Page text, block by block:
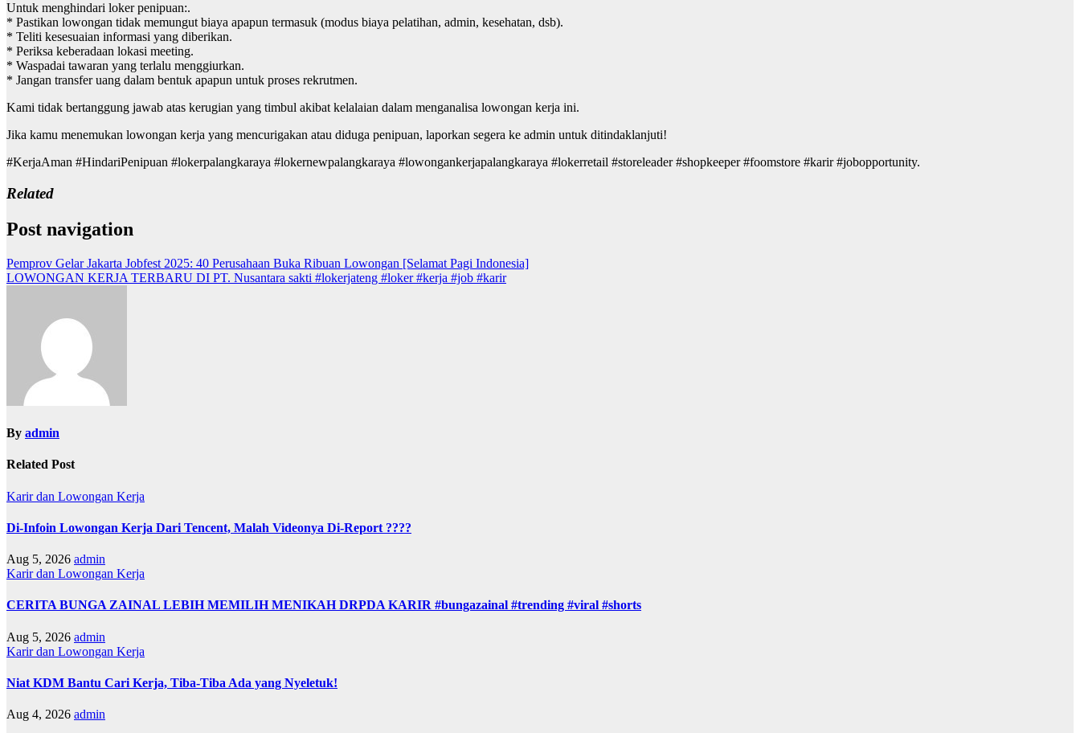
Untuk menghindari loker penipuan:.
* Pastikan lowongan tidak memungut biaya apapun termasuk (modus biaya pelatihan, admin, kesehatan, dsb).
* Teliti kesesuaian informasi yang diberikan.
* Periksa keberadaan lokasi meeting.
* Waspadai tawaran yang terlalu menggiurkan.
* Jangan transfer uang dalam bentuk apapun untuk proses rekrutmen.
Kami tidak bertanggung jawab atas kerugian yang timbul akibat kelalaian dalam menganalisa lowongan kerja ini.
Jika kamu menemukan lowongan kerja yang mencurigakan atau diduga penipuan, laporkan segera ke admin untuk ditindaklanjuti!
#KerjaAman #HindariPenipuan #lokerpalangkaraya #lokernewpalangkaraya #lowongankerjapalangkaraya #lokerretail #storeleader #shopkeeper #foomstore #karir #jobopportunity.
Related
Post navigation
Pemprov Gelar Jakarta Jobfest 2025: 40 Perusahaan Buka Ribuan Lowongan [Selamat Pagi Indonesia]
LOWONGAN KERJA TERBARU DI PT. Nusantara sakti #lokerjateng #loker #kerja #job #karir
By admin
Related Post
Karir dan Lowongan Kerja
Di-Infoin Lowongan Kerja Dari Tencent, Malah Videonya Di-Report ????
Aug 5, 2026 admin
Karir dan Lowongan Kerja
CERITA BUNGA ZAINAL LEBIH MEMILIH MENIKAH DRPDA KARIR #bungazainal #trending #viral #shorts
Aug 5, 2026 admin
Karir dan Lowongan Kerja
Niat KDM Bantu Cari Kerja, Tiba-Tiba Ada yang Nyeletuk!
Aug 4, 2026 admin